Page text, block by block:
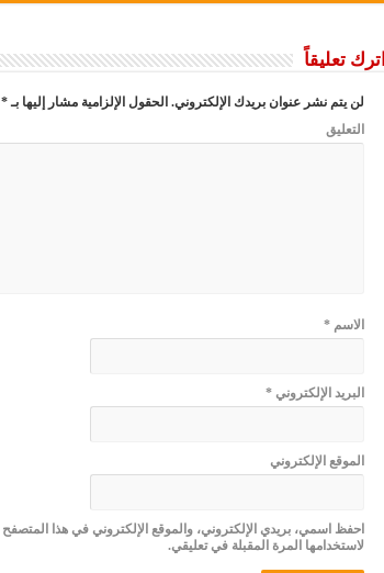
اترك تعليقاً
لن يتم نشر عنوان بريدك الإلكتروني. الحقول الإلزامية مشار إليها بـ*
التعليق
الاسم*
البريد الإلكتروني*
الموقع الإلكتروني
احفظ اسمي، بريدي الإلكتروني، والموقع الإلكتروني في هذا المتصفح
لاستخدامها المرة المقبلة في تعليقي.